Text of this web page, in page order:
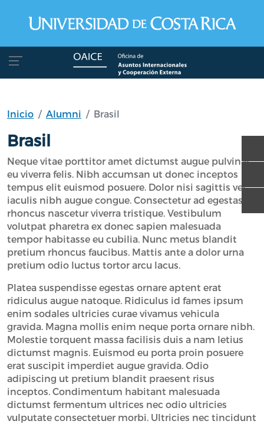
Inicio Alumni Brasil
Brasil
Neque vitae porttitor amet dictumst augue pulvinar
eu viverra felis. Nibh accumsan ut donec inceptos
tempus elit euismod posuere. Dolor nisi sagittis vel
iaculis nibh augue congue. Consectetur ad egestas
rhoncus nascetur viverra tristique. Vestibulum
volutpat pharetra ex donec sapien malesuada
tempor habitasse eu cubilia. Nunc metus blandit
pretium rhoncus faucibus. Mattis ante a dolor urna
pretium odio luctus tortor arcu lacus.
Platea suspendisse egestas ornare aptent erat
ridiculus augue natoque. Ridiculus id fames ipsum
enim sodales ultricies curae vivamus vehicula
gravida. Magna mollis enim neque porta ornare nibh.
Molestie torquent massa facilisis duis a nam letius
dictumst magnis. Euismod eu porta proin posuere
erat suscipit imperdiet augue gravida. Odio
adipiscing ut pretium blandit praesent risus
inceptos. Condimentum habitant malesuada
dictumst fermentum ultrices nec odio ultricies
vulputate consectetuer morbi. Ultricies nec tincidunt